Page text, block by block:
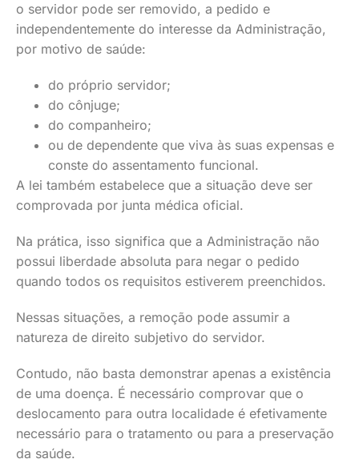
o servidor pode ser removido, a pedido e
independentemente do interesse da Administração,
por motivo de saúde:
do próprio servidor;
do cônjuge;
do companheiro;
ou de dependente que viva às suas expensas e
conste do assentamento funcional.
A lei também estabelece que a situação deve ser
comprovada por junta médica oficial.
Na prática, isso significa que a Administração não
possui liberdade absoluta para negar o pedido
quando todos os requisitos estiverem preenchidos.
Nessas situações, a remoção pode assumir a
natureza de direito subjetivo do servidor.
Contudo, não basta demonstrar apenas a existência
de uma doença. É necessário comprovar que o
deslocamento para outra localidade é efetivamente
necessário para o tratamento ou para a preservação
da saúde.